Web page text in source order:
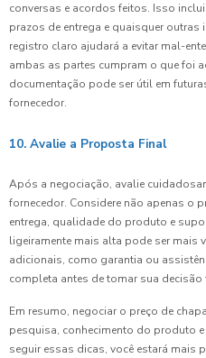
conversas e acordos feitos. Isso
prazos de entrega e quaisquer outras
registro claro ajudará a evitar mal-
ambas as partes cumpram o que foi
documentação pode ser útil em
fornecedor.
10. Avalie a Proposta Final
Após a negociação, avalie
fornecedor. Considere não apenas o
entrega, qualidade do produto e
ligeiramente mais alta pode ser mais
adicionais, como garantia ou
completa antes de tomar sua decisão
Em resumo, negociar o preço de
pesquisa, conhecimento do produto
seguir essas dicas, você estará mais